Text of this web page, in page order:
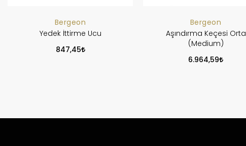
Bergeon
Yedek İttirme Ucu
847,45
Bergeon
Aşındırma Keçesi Orta
(Medium)
6.964,59